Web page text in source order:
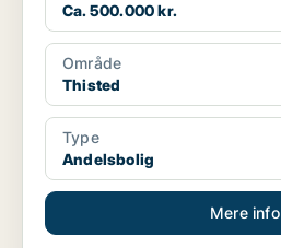
Ca. 500.000 kr.
Område
Thisted
Type
Andelsbolig
Mere info